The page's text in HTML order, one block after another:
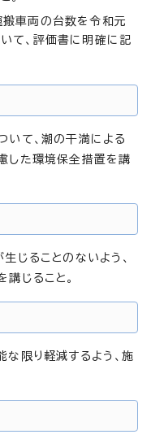
車両の台数を令和元
て、評価書に明確に記
て、潮の干満による
した環境保全措置を講
じることのないよう、
じること。
限り軽減するよう、施